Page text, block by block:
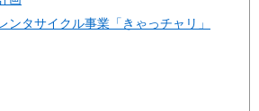
タサイクル事業「きゃっチャリ」